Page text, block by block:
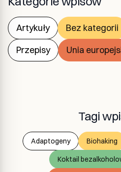
Artykuły Bez kategorii
Przepisy
Unia
Tagi
Adaptogeny Biohaking
Koktail